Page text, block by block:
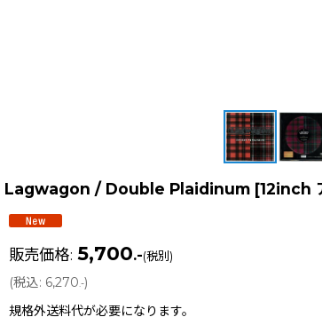
Lagwagon / Double Plaidinum [12inch ア
販売価格: 5,700.-(税別)
(税込: 6,270.-)
規格外送料代が必要になります。